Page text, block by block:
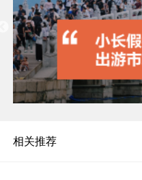
相关推荐